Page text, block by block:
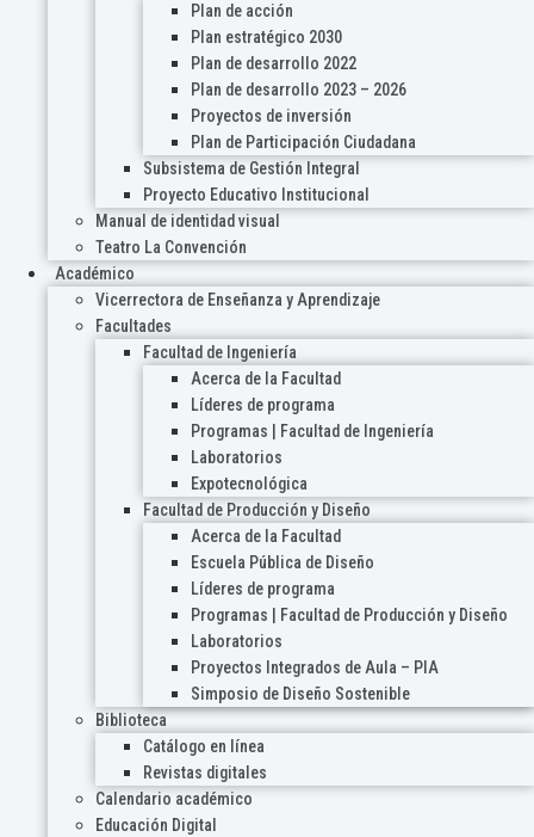
Plan de acción
Plan estratégico 2030
Plan de desarrollo 2022
Plan de desarrollo 2023 – 2026
Proyectos de inversión
Plan de Participación Ciudadana
Subsistema de Gestión Integral
Proyecto Educativo Institucional
Manual de identidad visual
Teatro La Convención
Académico
Vicerrectora de Enseñanza y Aprendizaje
Facultades
Facultad de Ingeniería
Acerca de la Facultad
Líderes de programa
Programas | Facultad de Ingeniería
Laboratorios
Expotecnológica
Facultad de Producción y Diseño
Acerca de la Facultad
Escuela Pública de Diseño
Líderes de programa
Programas | Facultad de Producción y Diseño
Laboratorios
Proyectos Integrados de Aula – PIA
Simposio de Diseño Sostenible
Biblioteca
Catálogo en línea
Revistas digitales
Calendario académico
Educación Digital